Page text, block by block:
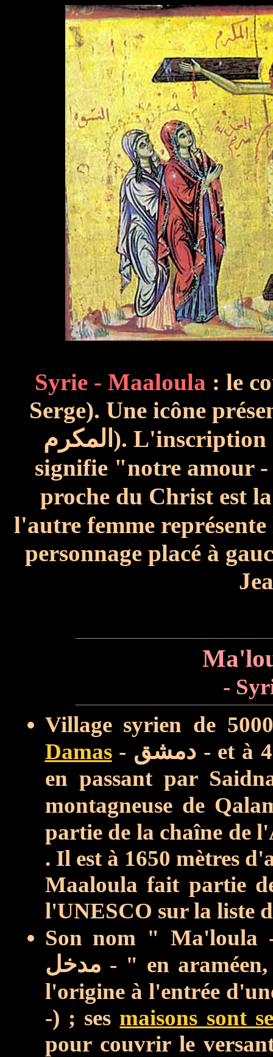
Syrie - Maaloula : le
Serge). Une icône
المكرم ). L'inscription
signifie "notre amour
proche du Christ est
l'autre femme représente
personnage placé à
-
Village syrien de
Damas- دمشق- et à
en passant par
montagneuse de
partie de la chaîne de
. Il est à 1650 mètres
Maaloula fait partie
l'UNESCO sur la liste
Son nom "
مدخل - " en
l'origine à l'entrée
-) ; ses maisons sont
pour couvrir le